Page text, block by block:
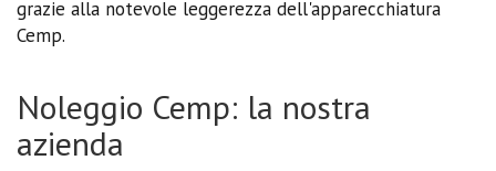
grazie alla notevole leggerezza dell'apparecchiatura
Cemp.
Noleggio Cemp: la nostra
azienda